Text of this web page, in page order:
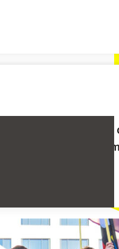
van grote bedrijven
radicaal eerlijke